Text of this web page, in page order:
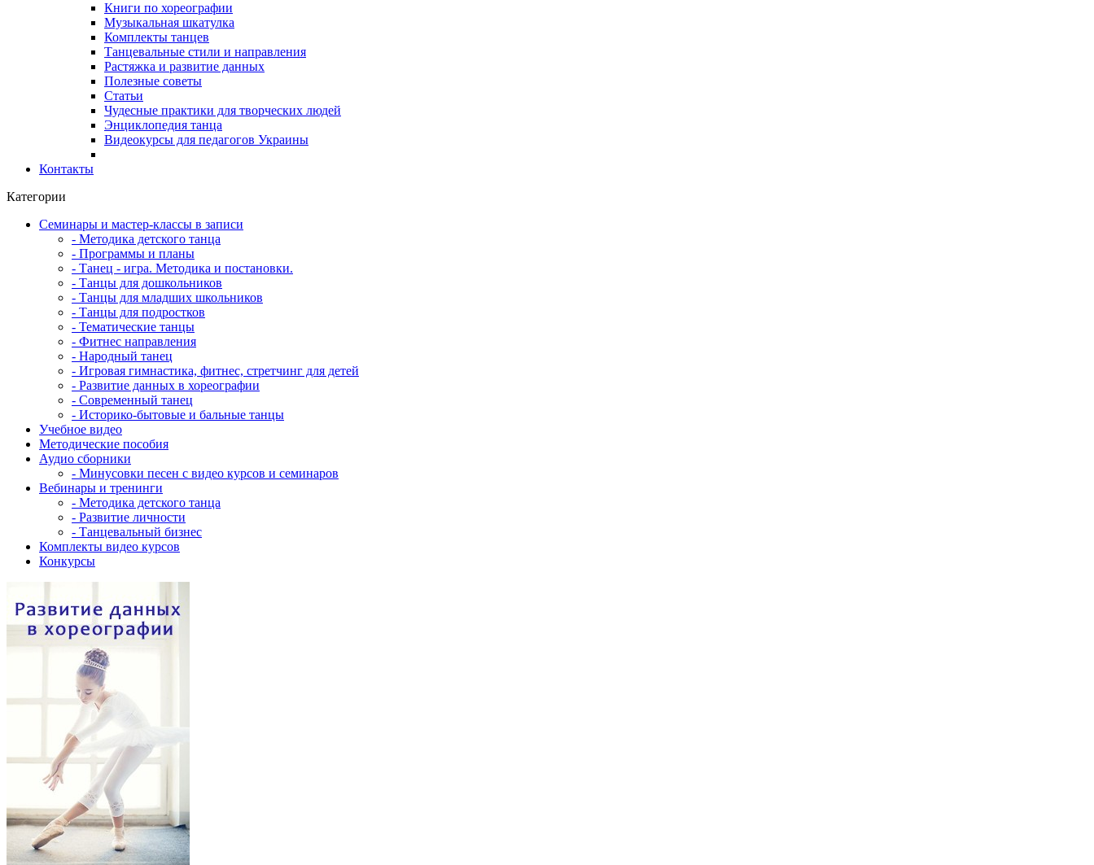
Книги по хореографии
Музыкальная шкатулка
Комплекты танцев
Танцевальные стили и направления
Растяжка и развитие данных
Полезные советы
Статьи
Чудесные практики для творческих людей
Энциклопедия танца
Видеокурсы для педагогов Украины
Контакты
Категории
Семинары и мастер-классы в записи
- Методика детского танца
- Программы и планы
- Танец - игра. Методика и постановки.
- Танцы для дошкольников
- Танцы для младших школьников
- Танцы для подростков
- Тематические танцы
- Фитнес направления
- Народный танец
- Игровая гимнастика, фитнес, стретчинг для детей
- Развитие данных в хореографии
- Современный танец
- Историко-бытовые и бальные танцы
Учебное видео
Методические пособия
Аудио сборники
- Минусовки песен с видео курсов и семинаров
Вебинары и тренинги
- Методика детского танца
- Развитие личности
- Танцевальный бизнес
Комплекты видео курсов
Конкурсы